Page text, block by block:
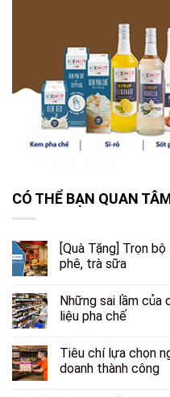
CÓ THỂ BẠN QUAN
[Quà Tặng] Trọn
phê, trà sữa
Những sai lầm của
liệu pha chế
Tiêu chí lựa chọn
doanh thành công